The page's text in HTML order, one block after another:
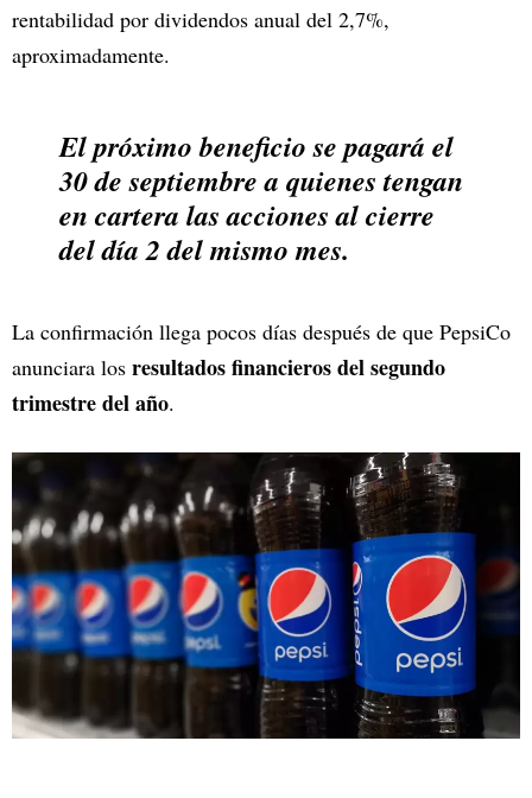
rentabilidad por dividendos anual del 2,7%,
aproximadamente.
El próximo beneficio se pagará el
30 de septiembre a quienes tengan
en cartera las acciones al cierre
del día 2 del mismo mes.
La confirmación llega pocos días después de que PepsiCo
anunciara los resultados financieros del segundo
trimestre del año.